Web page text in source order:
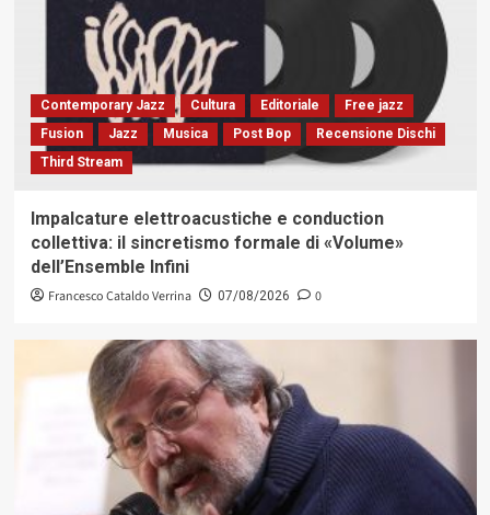
Contemporary Jazz Cultura Editoriale
Free jazz
Fusion
Jazz Musica Post Bop
Recensione Dischi
Third Stream
Impalcature elettroacustiche e conduction
collettiva: il sincretismo formale di «Volume»
dell’Ensemble Infini
Francesco Cataldo Verrina 07/08/2026 0